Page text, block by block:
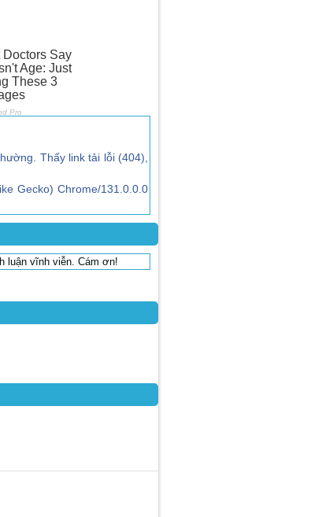
Thấy link tải lỗi (404),
Gecko) Chrome/131.0.0.0
luận vĩnh viễn. Cám ơn!